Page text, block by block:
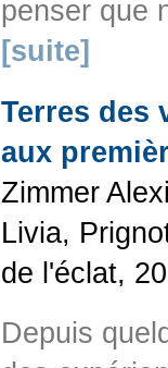
penser que
[suite]
Terres des
aux
Zimmer
Livia,
de l'éclat,
Depuis